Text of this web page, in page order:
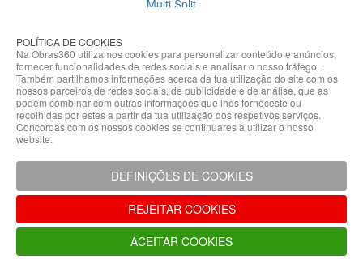
Multi Split
Condicionado
Acessórios
Climatização
Acessórios
Climatização
Hidráulicas
Controladores
Fixações e
Acessórios
Isolamento
para
Tubagem
POLÍTICA DE COOKIES
Na Obras360 utilizamos cookies para personalizar conteúdo e anúncios,
fornecer funcionalidades de redes sociais e analisar o nosso tráfego.
Também partilhamos informações acerca da tua utilização do site com os
nossos parceiros de redes sociais, de publicidade e de análise, que as
podem combinar com outras informações que lhes forneceste ou
recolhidas por estes a partir da tua utilização dos respetivos serviços.
Concordas com os nossos cookies se continuares a utilizar o nosso
website.
DEFINIÇÕES DE COOKIES
REJEITAR COOKIES
ACEITAR COOKIES